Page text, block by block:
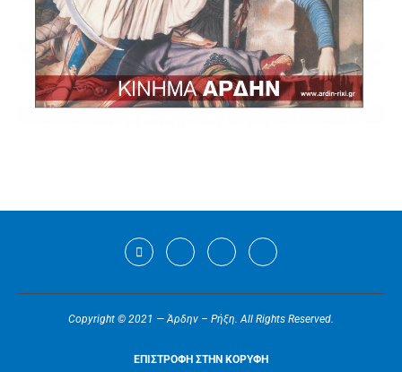
Copyright © 2021 — Άρδην – Ρήξη. All Rights Reserved.
ΕΠΙΣΤΡΟΦΗ ΣΤΗΝ ΚΟΡΥΦΗ